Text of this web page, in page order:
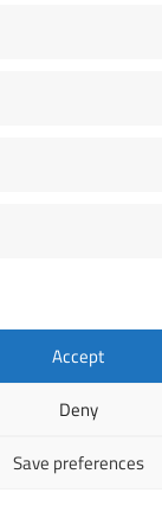
Accept
Deny
Save preferences